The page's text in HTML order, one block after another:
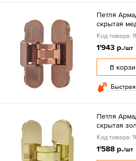
Петля
скрытая
Код товара:
1'943 р./шт
В
Петля
скрытая
Код товара:
1'588 р./шт